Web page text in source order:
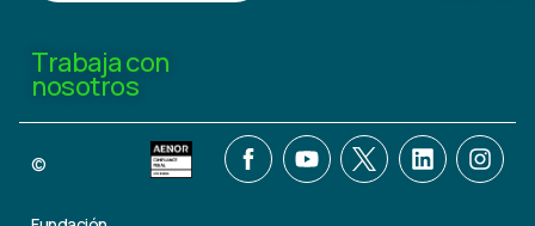
Trabaja con
nosotros
©